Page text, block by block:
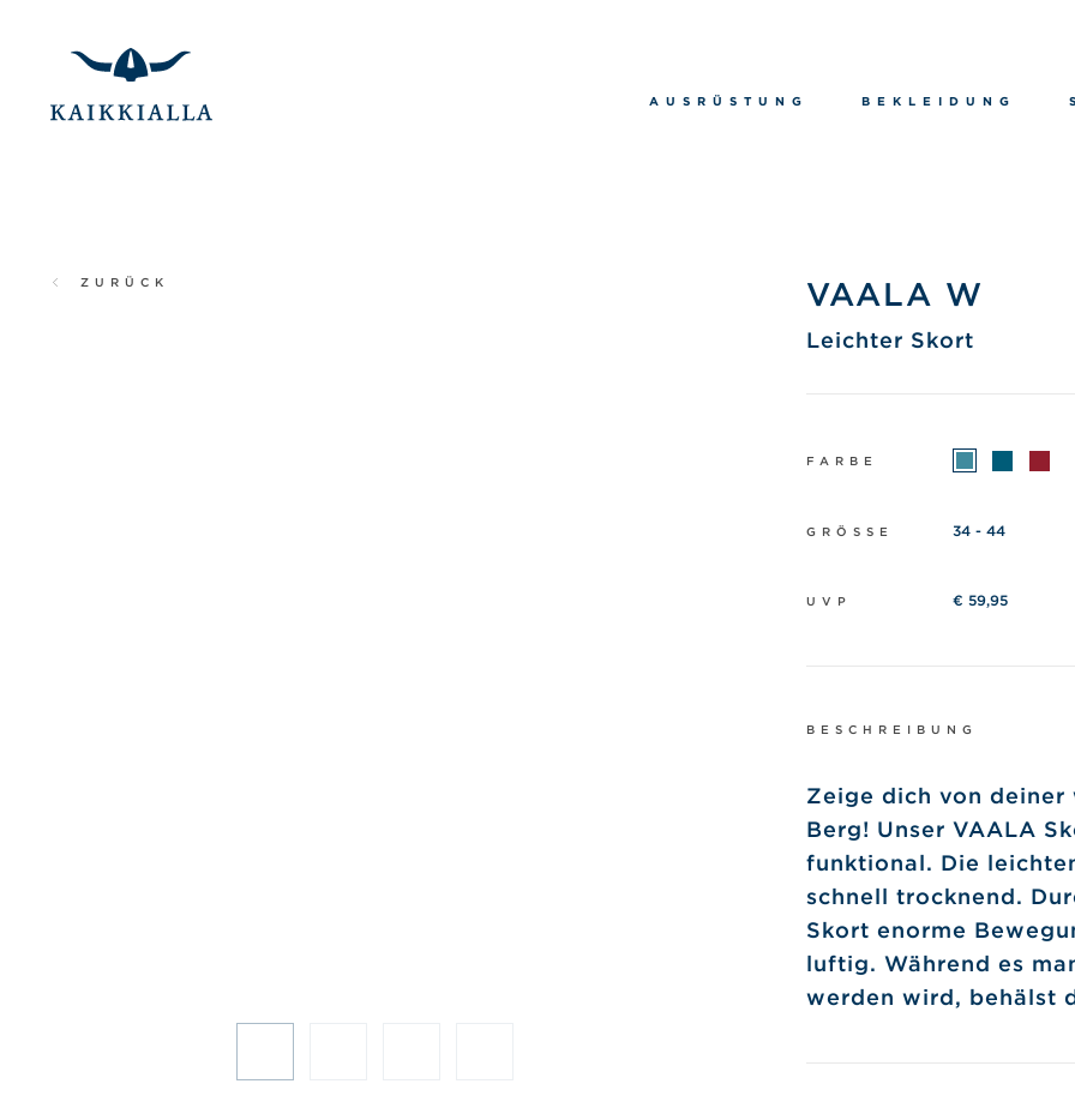
AUSRÜSTUNG BEKLEIDUNG
ZURÜCK VAALA W
Leichter Skort
FARBE
GRÖSSE 34 - 44
UVP € 59,95
BESCHREIBUNG
Zeige dich von deiner
Berg! Unser VAALA
funktional. Die
schnell trocknend.
Skort enorme
luftig. Während es
werden wird, behälst